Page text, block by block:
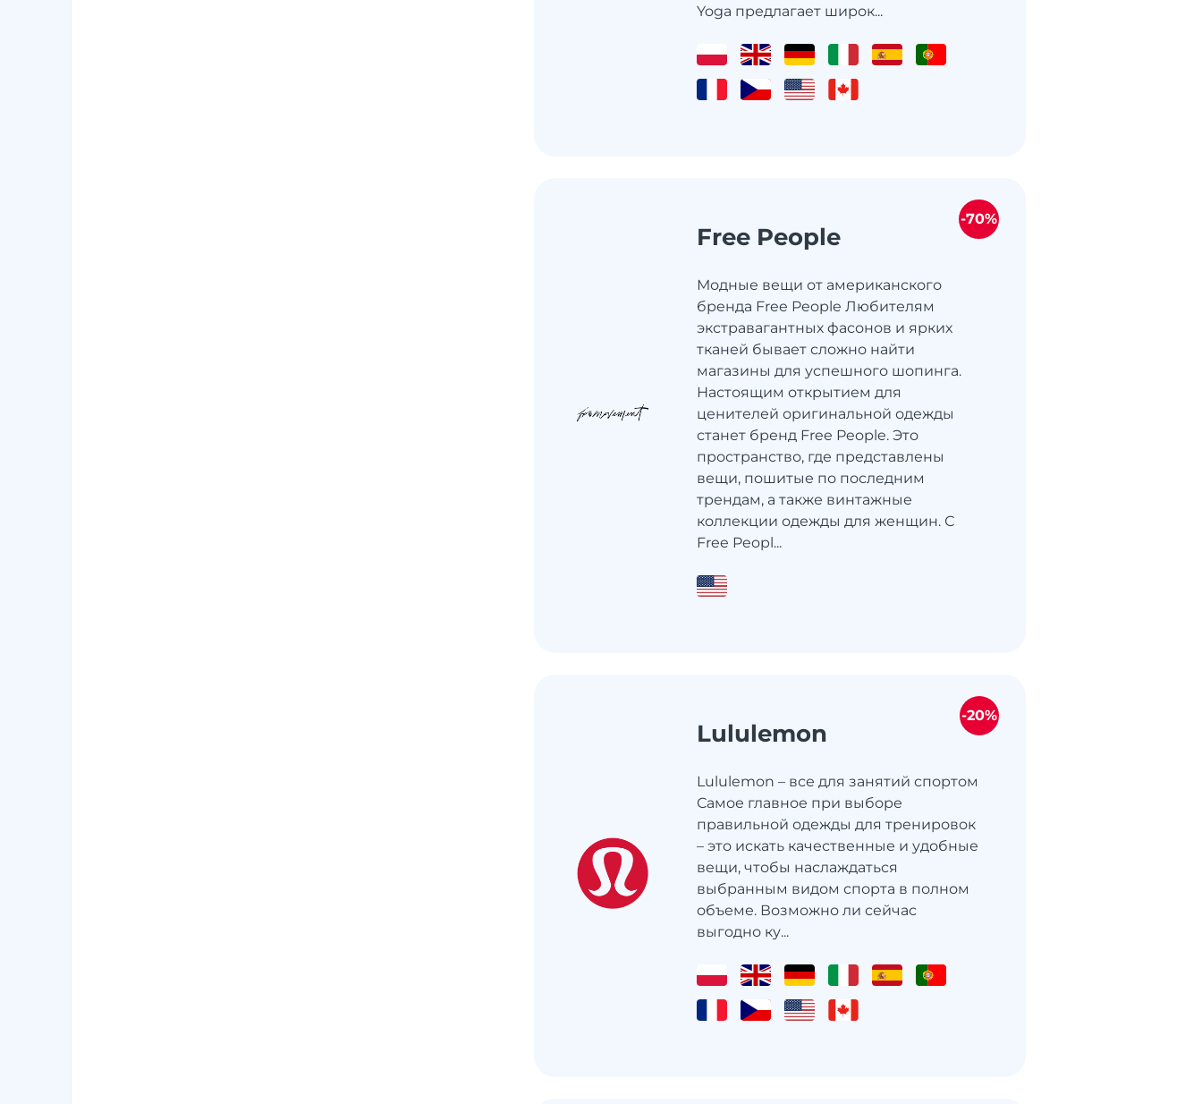
Yoga предлагает широк...
Free People
Модные вещи от американского
бренда Free People Любителям
экстравагантных фасонов и ярких
тканей бывает сложно найти
магазины для успешного шопинга.
Настоящим открытием для
ценителей оригинальной одежды
станет бренд Free People. Это
пространство, где представлены
вещи, пошитые по последним
трендам, а также винтажные
коллекции одежды для женщин. С
Free Peopl...
-70%
Lululemon
Lululemon – все для занятий спортом
Самое главное при выборе
правильной одежды для тренировок
– это искать качественные и удобные
вещи, чтобы наслаждаться
выбранным видом спорта в полном
объеме. Возможно ли сейчас
выгодно ку...
-20%